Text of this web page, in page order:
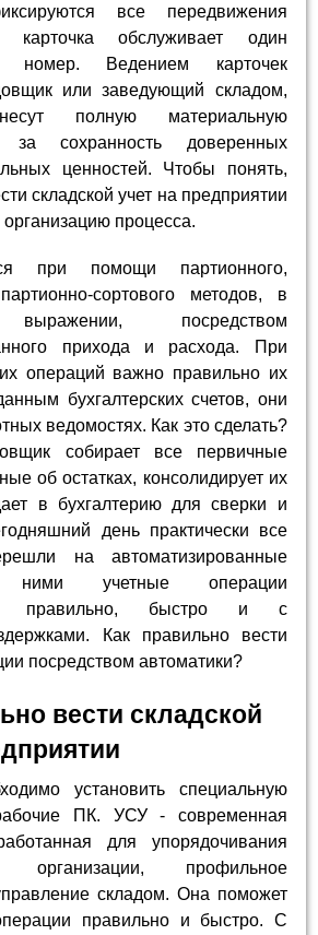
все передвижения
обслуживает один
номер. Ведением карточек
или заведующий складом,
полную материальную
за сохранность доверенных
ценностей. Чтобы понять,
складской учет на предприятии
процесса.
при помощи партионного,
сортового методов, в
выражении, посредством
прихода и расхода. При
операций важно правильно их
бухгалтерских счетов, они
ведомостях. Как это сделать?
собирает все первичные
об остатках, консолидирует их
в бухгалтерию для сверки и
день практически все
на автоматизированные
учетные операции
правильно, быстро и с
Как правильно вести
посредством автоматики?
вести складской
установить специальную
ПК. УСУ - современная
для упорядочивания
профильное
складом. Она поможет
правильно и быстро. С